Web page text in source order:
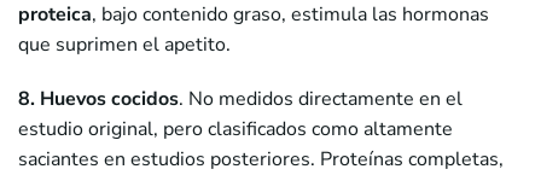
proteica, bajo contenido graso, estimula las hormonas
que suprimen el apetito.
8. Huevos cocidos. No medidos directamente en el
estudio original, pero clasificados como altamente
saciantes en estudios posteriores. Proteínas completas,